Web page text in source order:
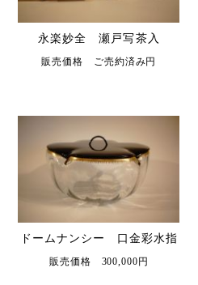
永楽妙全 瀬戸写茶入
販売価格 ご売約済み円
ドームナンシー 口金彩水指
販売価格 300,000円